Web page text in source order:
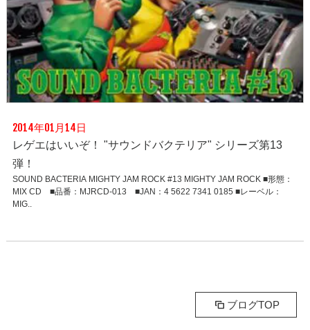
2014年01月14日
レゲエはいいぞ！ "サウンドバクテリア" シリーズ第13
弾！
SOUND BACTERIA MIGHTY JAM ROCK #13 MIGHTY JAM ROCK ■形態：
MIX CD ■品番：MJRCD-013 ■JAN：4 5622 7341 0185 ■レーベル：
MIG..
ブログTOP